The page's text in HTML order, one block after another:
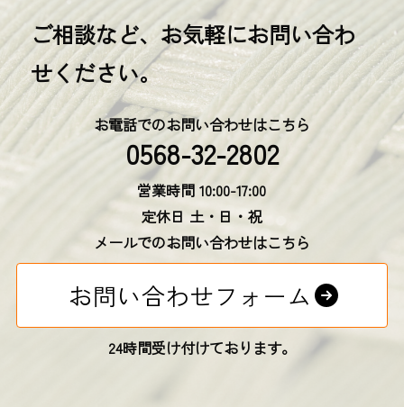
ご相談など、お気軽にお問い合わ
せください。
お電話でのお問い合わせはこちら
0568-32-2802
営業時間 10:00-17:00
定休日 土・日・祝
メールでのお問い合わせはこちら
お問い合わせフォーム
24時間受け付けております。